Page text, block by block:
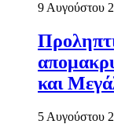
9 Αυγούστου
και
5 Αυγούστου